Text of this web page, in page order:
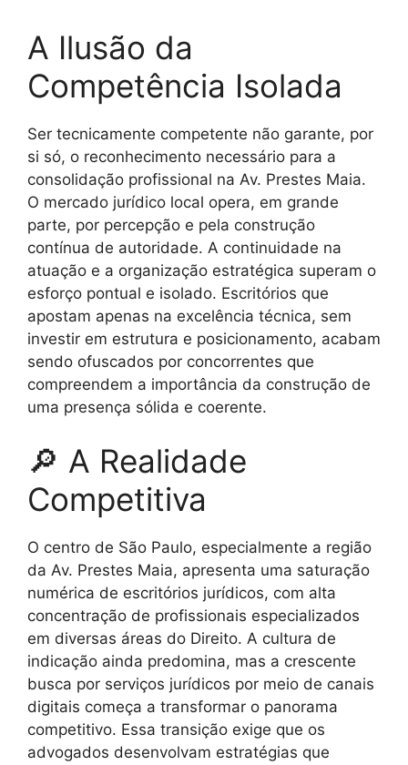
A Ilusão da
Competência Isolada
Ser tecnicamente competente não garante, por
si só, o reconhecimento necessário para a
consolidação profissional na Av. Prestes Maia.
O mercado jurídico local opera, em grande
parte, por percepção e pela construção
contínua de autoridade. A continuidade na
atuação e a organização estratégica superam o
esforço pontual e isolado. Escritórios que
apostam apenas na excelência técnica, sem
investir em estrutura e posicionamento, acabam
sendo ofuscados por concorrentes que
compreendem a importância da construção de
uma presença sólida e coerente.
🔎 A Realidade
Competitiva
O centro de São Paulo, especialmente a região
da Av. Prestes Maia, apresenta uma saturação
numérica de escritórios jurídicos, com alta
concentração de profissionais especializados
em diversas áreas do Direito. A cultura de
indicação ainda predomina, mas a crescente
busca por serviços jurídicos por meio de canais
digitais começa a transformar o panorama
competitivo. Essa transição exige que os
advogados desenvolvam estratégias que